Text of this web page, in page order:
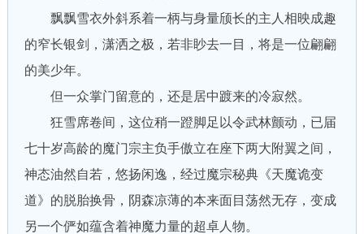
飘飘雪衣外斜系着一柄与身量颀长的主人相映成趣
的窄长银剑，潇洒之极，若非眇去一目，将是一位翩翩
的美少年。
但一众掌门留意的，还是居中踱来的冷寂然。
狂雪席卷间，这位稍一蹬脚足以令武林颤动，已届
七十岁高龄的魔门宗主负手傲立在座下两大附翼之间，
神态油然自若，悠扬闲逸，经过魔宗秘典《天魔诡变
道》的脱胎换骨，阴森凉薄的本来面目荡然无存，变成
另一个俨如蕴含着神魔力量的超卓人物。